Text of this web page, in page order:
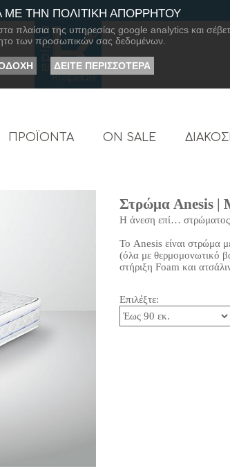
ΠΡΟΪΟΝΤΑ ON SALE
Στρώμα Anesis |
Η άνεση επί… στρώματος
Το Anesis είναι στρώμα
(όλα με θερμομονωτικό
στήριξη Foam και
Επιλέξτε:
ΜΕ ΤΗΝ ΠΟΛΙΤΙΚΗ ΑΠΟΡΡΗΤΟΥ
πλαίσια της υπηρεσίας google analytics και
των προσωπικών σας δεδομένων.
ΔΕΙΤΕ ΠΕΡΙΣΣΟΤΕΡΑ